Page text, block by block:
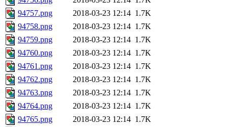
94757.png
2018-03-23 12:14 1.7K
94758.png
2018-03-23 12:14 1.7K
94759.png
2018-03-23 12:14 1.7K
94760.png
2018-03-23 12:14 1.7K
94761.png
2018-03-23 12:14 1.7K
94762.png
2018-03-23 12:14 1.7K
94763.png
2018-03-23 12:14 1.7K
94764.png
2018-03-23 12:14 1.7K
94765.png
2018-03-23 12:14 1.7K